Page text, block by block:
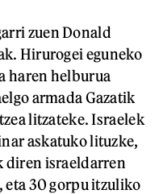
zuen Donald
Hirurogei eguneko
haren helburua
armada Gazatik
litzateke. Israelek
askatuko lituzke,
diren israeldarren
eta 30 gorpu itzuliko